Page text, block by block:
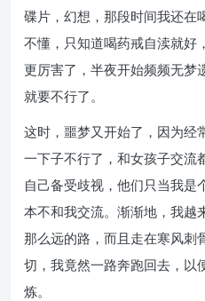
碟片，幻想，那段时间我还在
不懂，只知道喝药戒自渎就好
更厉害了，半夜开始频频无梦
就要不行了。
这时，噩梦又开始了，因为经
一下子不行了，和女孩子交流
自己备受歧视，他们只当我是
本不和我交流。渐渐地，我越
那么远的路，而且走在寒风刺
切，我竟然一路奔跑回去，以
炼。